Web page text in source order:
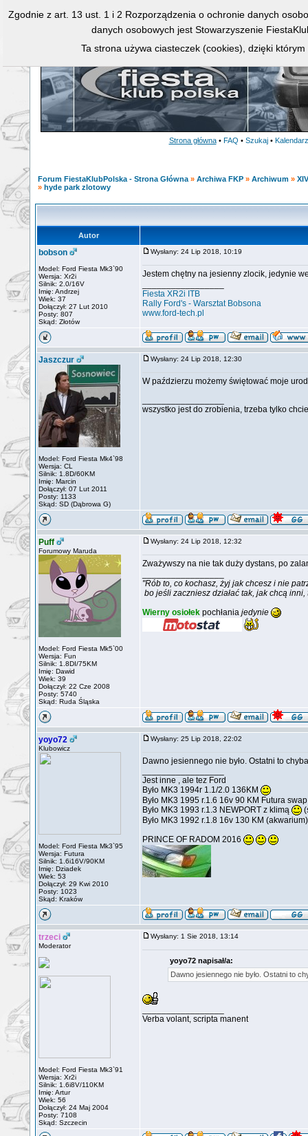
Strona główna • FAQ • Szukaj • Kalendarz
Forum FiestaKlubPolska - Strona Główna » Archiwa FKP » Archiwum »
» hyde park zlotowy
Autor
bobson
Model: Ford Fiesta Mk3`90
Wersja: Xr2i
Silnik: 2.0/16V
Imię: Andrzej
Wiek: 37
Dołączył: 27 Lut 2010
Posty: 807
Skąd: Złotów
Wysłany: 24 Lip 2018, 10:19
Jestem chętny na jesienny zlocik, jedynie
Fiesta XR2i ITB
Rally Ford's - Warsztat Bobsona
www.ford-tech.pl
Jaszczur
Model: Ford Fiesta Mk4`98
Wersja: CL
Silnik: 1.8D/60KM
Imię: Marcin
Dołączył: 07 Lut 2011
Posty: 1133
Skąd: SD (Dąbrowa G)
Wysłany: 24 Lip 2018, 12:30
W paździerzu możemy świętować moje
wszystko jest do zrobienia, trzeba tylko
Puff
Forumowy Maruda
Model: Ford Fiesta Mk5`00
Wersja: Fun
Silnik: 1.8DI/75KM
Imię: Dawid
Wiek: 39
Dołączył: 22 Cze 2008
Posty: 5740
Skąd: Ruda Śląska
Wysłany: 24 Lip 2018, 12:32
Zważywszy na nie tak duży dystans, po
"Rób to, co kochasz, żyj jak chcesz i nie
bo jeśli zaczniesz działać tak, jak chcą
Wierny osiołek pochłania jedynie
yoyo72
Klubowicz
Model: Ford Fiesta Mk3`95
Wersja: Futura
Silnik: 1.6i16V/90KM
Imię: Dziadek
Wiek: 53
Dołączył: 29 Kwi 2010
Posty: 1023
Skąd: Kraków
Wysłany: 25 Lip 2018, 22:02
Dawno jesiennego nie było. Ostatni to
Jest inne , ale tez Ford
Było MK3 1994r 1.1/2.0 136KM
Było MK3 1995 r.1.6 16v 90 KM Futura
Było MK3 1993 r.1.3 NEWPORT z klimą
Było MK3 1992 r.1.8 16v 130 KM (akwarium)
PRINCE OF RADOM 2016
trzeci
Moderator
Model: Ford Fiesta Mk3`91
Wersja: Xr2i
Silnik: 1.6i8V/110KM
Imię: Artur
Wiek: 56
Dołączył: 24 Maj 2004
Posty: 7108
Skąd: Szczecin
Wysłany: 1 Sie 2018, 13:14
yoyo72 napisał/a:
Dawno jesiennego nie było. Ostatni to
Verba volant, scripta manent
Zgodnie z art. 13 ust. 1 i 2 Rozporządzenia o ochronie danych
danych osobowych jest Stowarzyszenie
Ta strona używa ciasteczek (cookies), dzięki